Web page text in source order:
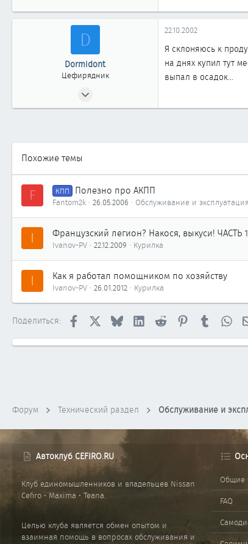
D
Dormidont
Цефирядник
81
22.10.2002
Я склоняюсь к
на днях купил тут
выпал в осадок...
Похожие темы
F КПП Полезно про АКПП
Fantom2k 26.05.2006 Обслуживание и эксплуатация
I Французский легион? Накося, выкуси! ЧАСТЬ 1
Ivanov-PV 22.12.2009 Курилка
I Как я работал помощником по хозяйству
Ivanov-PV 26.01.2012 Курилка
Поделиться: Facebook Bluesky LinkedInReddit PinterestTumblr
Форум Технический раздел Обслуживание и
Автоклуб CEFIRO.RU
Клуб единомышленников и владельцев Nissan
Cefiro • Maxima • Teana.
Целью клуба является обмен опытом и
взаимная помощь в вопросах обслуживания и
Общие
FAQ